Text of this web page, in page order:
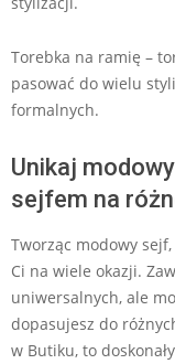
Torebka na ramię –
pasować do wielu
formalnych.
Unikaj
sejfem na
Tworząc modowy
Ci na wiele okazji.
uniwersalnych, ale
dopasujesz do
w Butiku, to